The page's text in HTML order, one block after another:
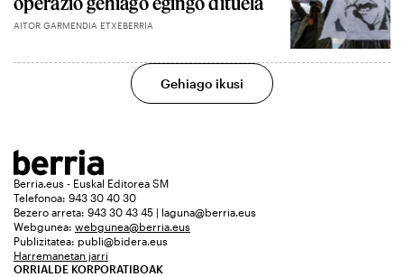
AITOR GARMENDIA ETXEBERRIA
Gehiago ikusi
Berria.eus - Euskal Editorea SM
Telefonoa: 943 30 40 30
Bezero arreta: 943 30 43 45 | laguna@berria.eus
Webgunea: webgunea@berria.eus
Publizitatea: publi@bidera.eus
Harremanetan jarri
ORRIALDE KORPORATIBOAK